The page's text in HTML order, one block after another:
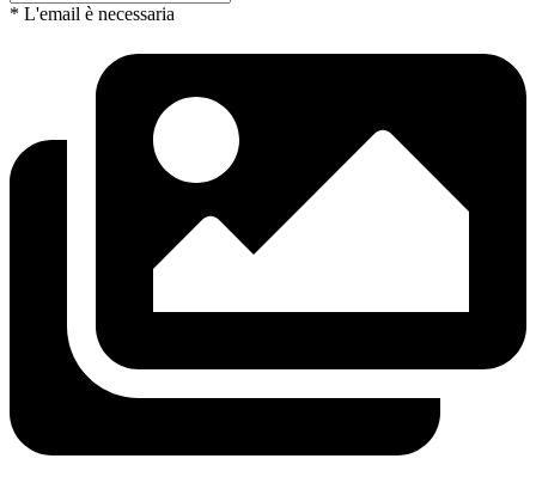
* L'email è necessaria